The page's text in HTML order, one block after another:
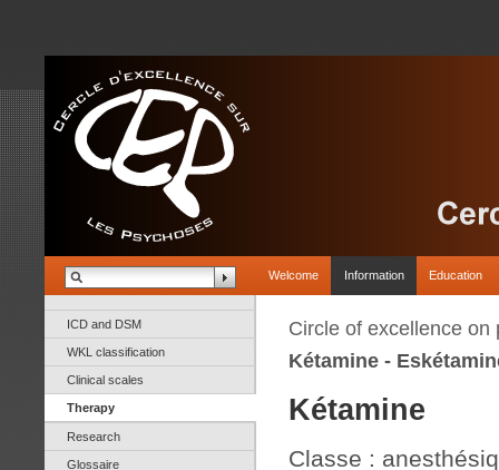
Welcome Information Education
ICD and DSM
WKL classification
Clinical scales
Therapy
Research
Glossaire
Circle of excellence on
Kétamine -
Kétamine
Classe :